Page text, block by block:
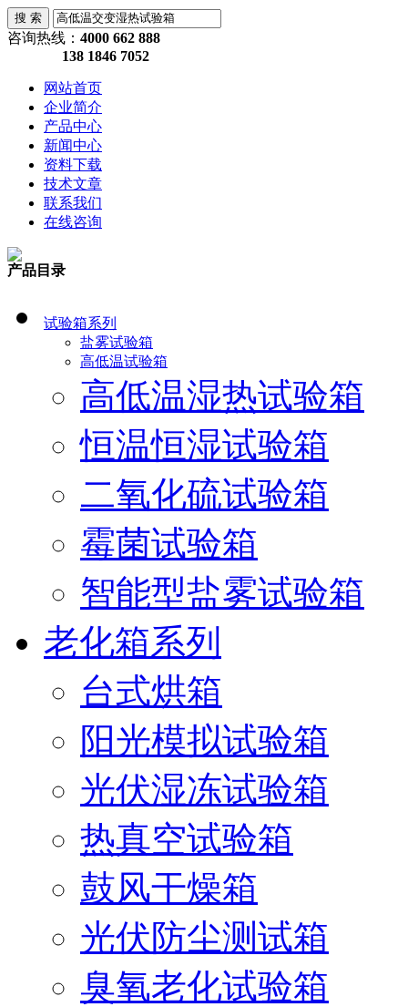
咨询热线： 4000 662 888
138 1846 7052
网站首页
企业简介
产品中心
新闻中心
资料下载
技术文章
联系我们
在线咨询
产品目录
试验箱系列
盐雾试验箱
高低温试验箱
高低温湿热试验箱
恒温恒湿试验箱
二氧化硫试验箱
霉菌试验箱
智能型盐雾试验箱
老化箱系列
台式烘箱
阳光模拟试验箱
光伏湿冻试验箱
热真空试验箱
鼓风干燥箱
光伏防尘测试箱
臭氧老化试验箱